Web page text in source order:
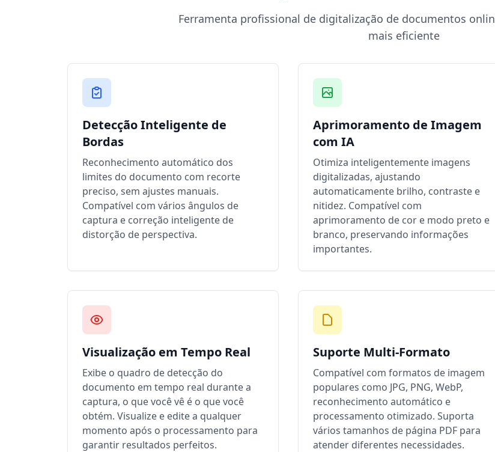
Ferramenta profissional de digitalização de documentos
mais eficiente
Detecção Inteligente de
Bordas
Reconhecimento automático dos
limites do documento com recorte
preciso, sem ajustes manuais.
Compatível com vários ângulos de
captura e correção inteligente de
distorção de perspectiva.
Aprimoramento de Imagem
com IA
Otimiza inteligentemente imagens
digitalizadas, ajustando
automaticamente brilho, contraste e
nitidez. Compatível com
aprimoramento de cor e modo preto e
branco, preservando informações
importantes.
Visualização em Tempo Real
Exibe o quadro de detecção do
documento em tempo real durante a
captura, o que você vê é o que você
obtém. Visualize e edite a qualquer
momento após o processamento para
garantir resultados perfeitos.
Suporte Multi-Formato
Compatível com formatos de imagem
populares como JPG, PNG, WebP,
reconhecimento automático e
processamento otimizado. Suporta
vários tamanhos de página PDF para
atender diferentes necessidades.